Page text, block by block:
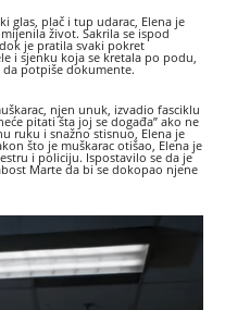
glas, plač i tup udarac, Elena je
život. Sakrila se ispod
je pratila svaki pokret
i sjenku koja se kretala po podu,
potpiše dokumente.
njen unuk, izvadio fasciklu
pitati šta joj se događa” ako ne
ruku i snažno stisnuo, Elena je
što je muškarac otišao, Elena je
i policiju. Ispostavilo se da je
Marte da bi se dokopao njene